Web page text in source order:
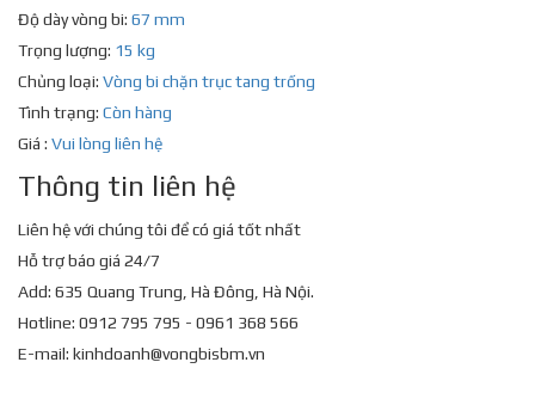
Độ dày vòng bi: 67 mm
Trọng lượng: 15 kg
Chủng loại: Vòng bi chặn trục tang trống
Tình trạng: Còn hàng
Giá : Vui lòng liên hệ
Thông tin liên hệ
Liên hệ với chúng tôi để có giá tốt nhất
Hỗ trợ báo giá 24/7
Add: 635 Quang Trung, Hà Đông, Hà Nội.
Hotline: 0912 795 795 - 0961 368 566
E-mail: kinhdoanh@vongbisbm.vn